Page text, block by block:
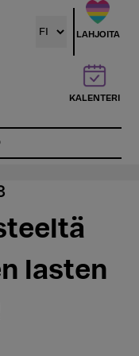
LAHJOITA
KALENTERI
lasten